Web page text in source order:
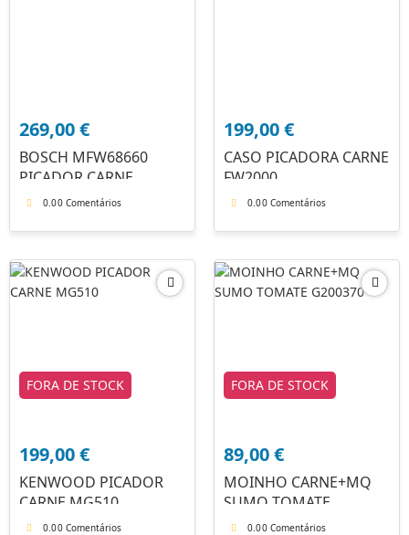
269,00€
BOSCH MFW68660
PICADOR CARNE
0.00 Comentários
199,00€
CASO PICADORA CARNE
FW2000
0.00 Comentários
FORA DE STOCK
199,00€
KENWOOD PICADOR
CARNE MG510
0.00 Comentários
FORA DE STOCK
89,00€
MOINHO CARNE+MQ
SUMO TOMATE
G200370
0.00 Comentários